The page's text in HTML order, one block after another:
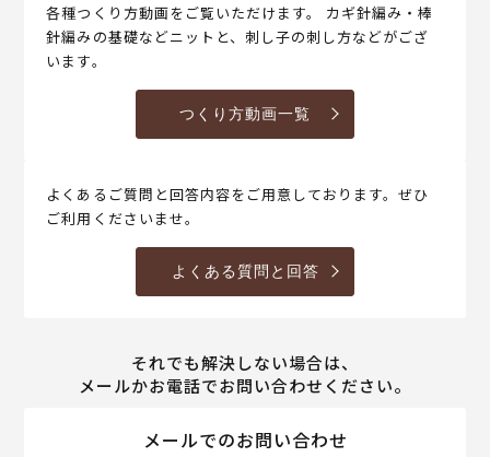
各種つくり方動画をご覧いただけます。 カギ針編み・棒
針編みの基礎などニットと、刺し子の刺し方などがござ
います。
つくり方動画一覧
よくあるご質問と回答内容をご用意しております。ぜひ
ご利用くださいませ。
よくある質問と回答
それでも解決しない場合は、
メールかお電話でお問い合わせください。
メールでのお問い合わせ